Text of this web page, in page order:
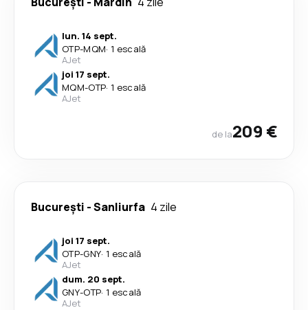
lun. 14 sept.
OTP-MQM· 1 escală
AJet
joi 17 sept.
MQM-OTP· 1 escală
AJet
de la209 €
București -Sanliurfa 4 zile
joi 17 sept.
OTP-GNY· 1 escală
AJet
dum. 20 sept.
GNY-OTP· 1 escală
AJet